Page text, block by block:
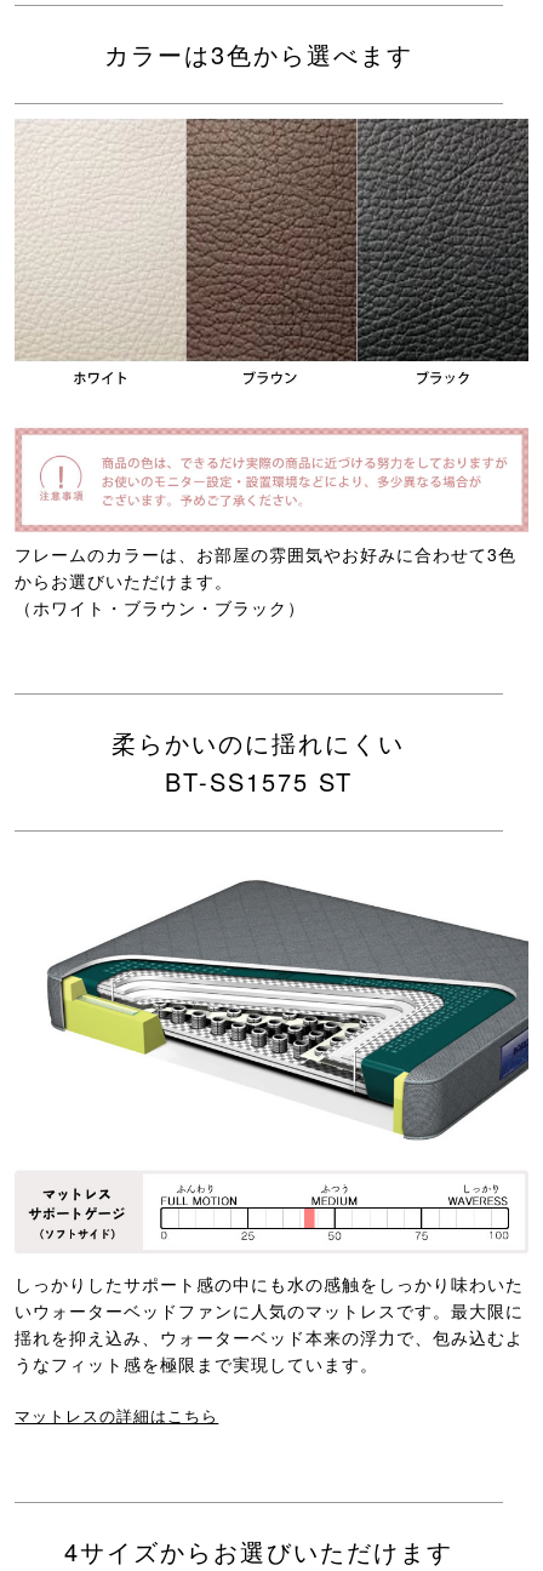
カラーは3色から選べます
フレームのカラーは、お部屋の雰囲気やお好みに合わせて3色
からお選びいただけます。
（ホワイト・ブラウン・ブラック）
柔らかいのに揺れにくい
BT-SS1575 ST
しっかりしたサポート感の中にも水の感触をしっかり味わいた
いウォーターベッドファンに人気のマットレスです。最大限に
揺れを抑え込み、ウォーターベッド本来の浮力で、包み込むよ
うなフィット感を極限まで実現しています。
マットレスの詳細はこちら
4サイズからお選びいただけます